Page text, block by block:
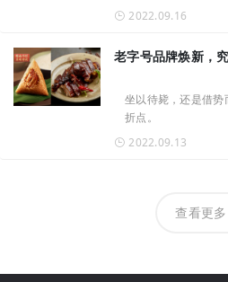
愉。
2022.09.16
老字号品牌焕新，
坐以待毙，还是借
折点。
2022.09.13
查看更多